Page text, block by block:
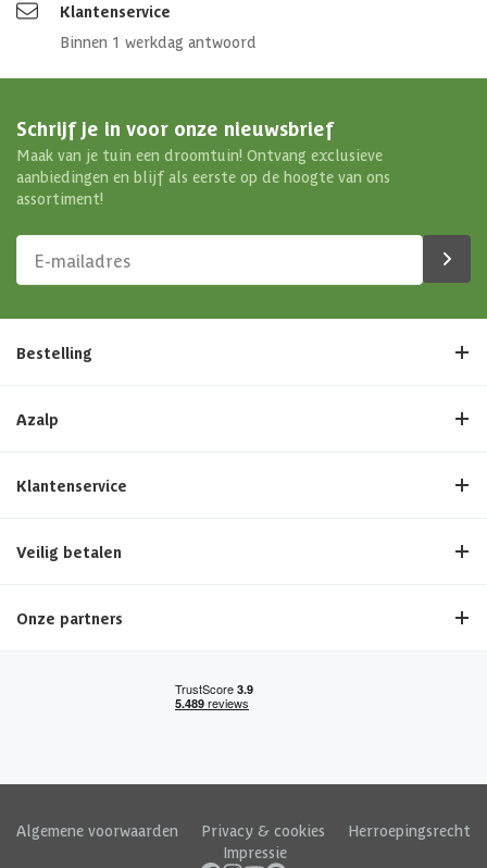
Klantenservice
Binnen 1 werkdag antwoord
Schrijf je in voor onze nieuwsbrief
Maak van je tuin een droomtuin! Ontvang exclusieve
aanbiedingen en blijf als eerste op de hoogte van ons
assortiment!
Bestelling
Azalp
Klantenservice
Veilig betalen
Onze partners
Algemene voorwaarden Privacy & cookies
Herroepingsrecht
Impressie